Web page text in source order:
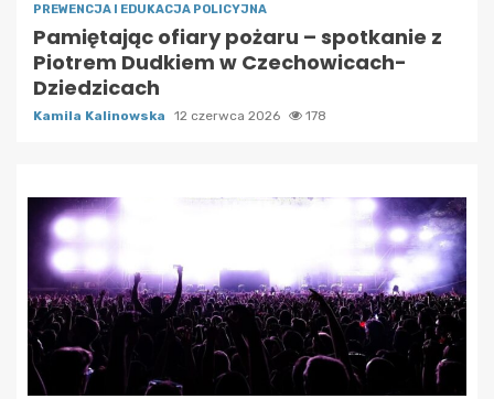
PREWENCJA I EDUKACJA POLICYJNA
Pamiętając ofiary pożaru – spotkanie z
Piotrem Dudkiem w Czechowicach-
Dziedzicach
Kamila Kalinowska 12 czerwca 2026 178